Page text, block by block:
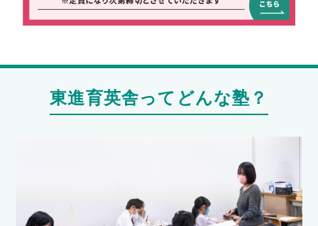
東進育英舎ってどんな塾？